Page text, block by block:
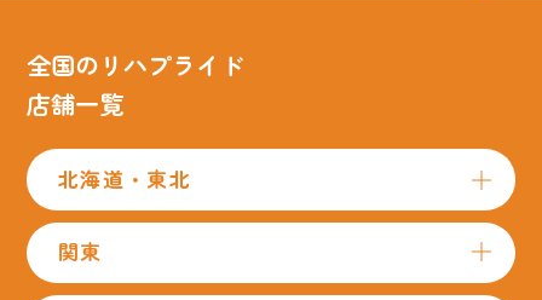
全国のリハプライド
店舗一覧
北海道・東北
関東